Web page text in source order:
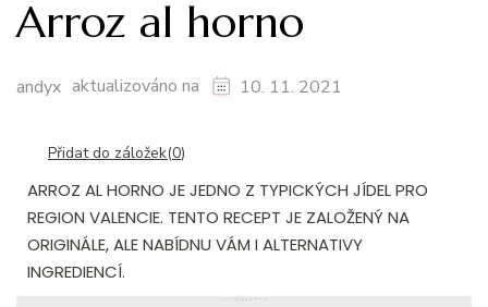
Arroz al horno
andyx aktualizováno na 10. 11. 2021
Přidat do záložek(0)
ARROZ AL HORNO JE JEDNO Z TYPICKÝCH JÍDEL PRO
REGION VALENCIE. TENTO RECEPT JE ZALOŽENÝ NA
ORIGINÁLE, ALE NABÍDNU VÁM I ALTERNATIVY
INGREDIENCÍ.